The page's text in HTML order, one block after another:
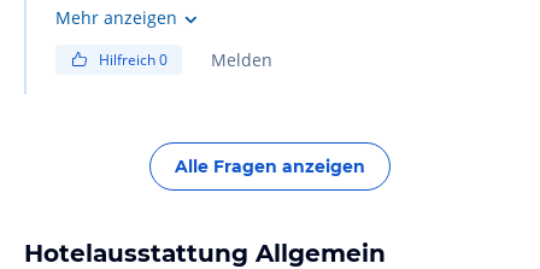
Zapfhahn. An der Poolbar allerdings dann in
Mehr anzeigen
Hilfreich0 Melden
Alle Fragen anzeigen
Hotelausstattung Allgemein